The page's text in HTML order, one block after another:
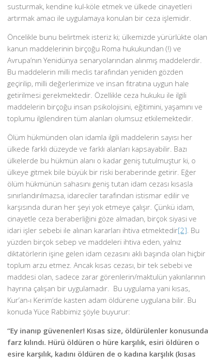
susturmak, kendine kul-köle etmek ve ülkede cinayetleri
artırmak amacı ile uygulamaya konulan bir ceza işlemidir.
Öncelikle bunu belirtmek isteriz ki; ülkemizde yürürlükte olan
kanun maddelerinin birçoğu Roma hukukundan (!) ve
Avrupa’nın Yenidünya senaryolarından alınmış maddelerdir.
Bu maddelerin milli meclis tarafından yeniden gözden
geçirilip, milli değerlerimize ve insan fıtratına uygun hale
getirilmesi gerekmektedir. Özellikle ceza hukuku ile ilgili
maddelerin birçoğu insan psikolojisini, eğitimini, yaşamını ve
toplumu ilgilendiren tüm alanları olumsuz etkilemektedir.
Ölüm hükmünden olan idamla ilgili maddelerin sayısı her
ülkede farklı düzeyde ve farklı alanları kapsayabilir. Bazı
ülkelerde bu hükmün alanı o kadar geniş tutulmuştur ki, o
ülkeye gitmek bile büyük bir riski beraberinde getirir. Eğer
ölüm hükmünün sahasını geniş tutan idam cezası kısasla
sınırlandırılmazsa, idareciler tarafından istismar edilir ve
karşısında duran her şeyi yok etmeye çalışır. Çünkü idam,
cinayetle ceza beraberliğini göze almadan, birçok siyasi ve
idari işler sebebi ile alınan kararları ihtiva etmektedir[2]. Bu
yüzden birçok sebep ve maddeleri ihtiva eden, yalnız
diktatörlerin işine gelen idam cezasını aklı başında olan hiçbir
toplum arzu etmez. Ancak kısas cezası, bir tek sebebi ve
maddesi olan, sadece zarar görenlerin/maktulün yakınlarının
hayrına çalışan bir uygulamadır. Bu uygulama yani kısas,
Kur’an-ı Kerim’de kasten adam öldürene uygulana bilir. Bu
konuda Yüce Rabbimiz şöyle buyurur:
“Ey inanıp güvenenler! Kısas size, öldürülenler konusunda
farz kılındı. Hürü öldüren o hüre karşılık, esiri öldüren o
esire karşılık, kadını öldüren de o kadına karşılık (kısas